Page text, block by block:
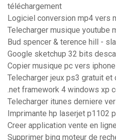
téléchargement
Logiciel conversion mp4 vers
Telecharger musique youtube
Bud spencer & terence hill -
Google sketchup 32 bits
Copier musique pc vers
Telecharger jeux ps3 gratuit et
.net framework 4 windows xp
Telecharger itunes derniere
Imprimante hp laserjet p1102
Creer application vente en ligne
Supprimer bing moteur de